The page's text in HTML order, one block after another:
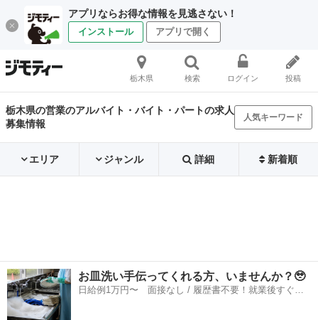
アプリならお得な情報を見逃さない！
インストール アプリで開く
栃木県 検索 ログイン 投稿
栃木県の営業のアルバイト・バイト・パートの求人
募集情報
人気キーワード
エリア ジャンル 詳細 新着順
お皿洗い手伝ってくれる方、いませんか？🥹
日給例1万円〜 面接なし / 履歴書不要！就業後すぐに